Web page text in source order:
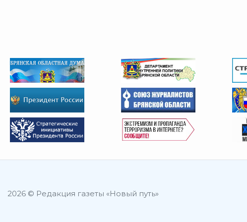
2026 © Редакция газеты «Новый путь»